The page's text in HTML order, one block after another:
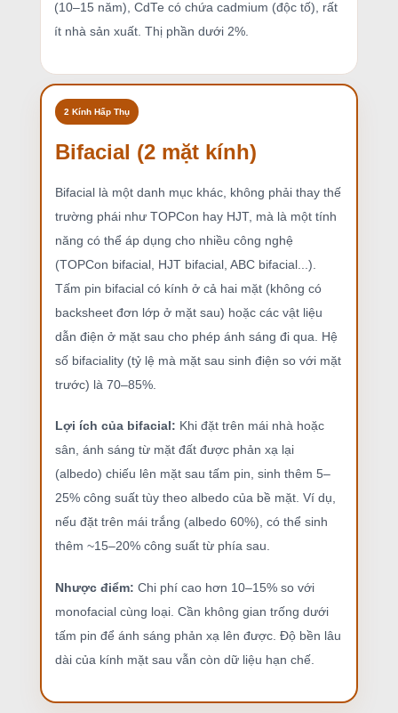
(10–15 năm), CdTe có chứa cadmium (độc tố), rất
ít nhà sản xuất. Thị phần dưới 2%.
2 Kính Hấp Thụ
Bifacial (2 mặt kính)
Bifacial là một danh mục khác, không phải thay thế
trường phái như TOPCon hay HJT, mà là một tính
năng có thể áp dụng cho nhiều công nghệ
(TOPCon bifacial, HJT bifacial, ABC bifacial...).
Tấm pin bifacial có kính ở cả hai mặt (không có
backsheet đơn lớp ở mặt sau) hoặc các vật liệu
dẫn điện ở mặt sau cho phép ánh sáng đi qua. Hệ
số bifaciality (tỷ lệ mà mặt sau sinh điện so với mặt
trước) là 70–85%.
Lợi ích của bifacial: Khi đặt trên mái nhà hoặc
sân, ánh sáng từ mặt đất được phản xạ lại
(albedo) chiếu lên mặt sau tấm pin, sinh thêm 5–
25% công suất tùy theo albedo của bề mặt. Ví dụ,
nếu đặt trên mái trắng (albedo 60%), có thể sinh
thêm ~15–20% công suất từ phía sau.
Nhược điểm: Chi phí cao hơn 10–15% so với
monofacial cùng loại. Cần không gian trống dưới
tấm pin để ánh sáng phản xạ lên được. Độ bền lâu
dài của kính mặt sau vẫn còn dữ liệu hạn chế.